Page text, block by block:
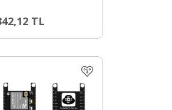
TL